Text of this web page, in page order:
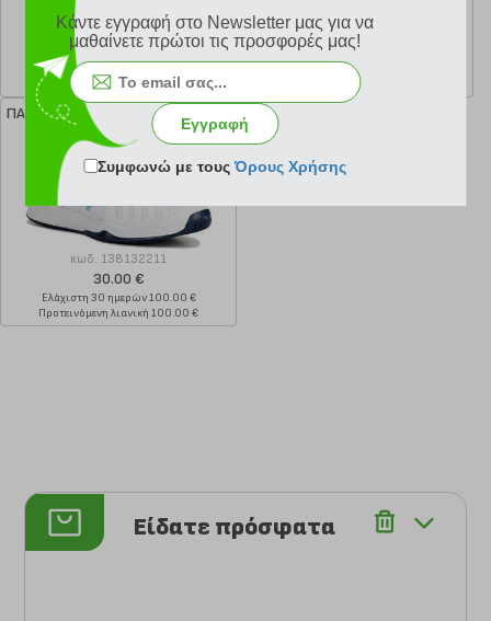
κωδ. 138134465
44.99 €
Ελάχιστη 30 ημερών 149.95 €
Προτεινόμενη λιανική 149.95 €
κωδ. 138133295
53.99 €
Ελάχιστη 30 ημερών 179.95 €
Προτεινόμενη λιανική 179.95 €
ΠΑΠΟΥΤΣΙ HEAD SPRINT ΤΕΑΜ 3.0
PADEL ΛΕΥΚΟ
κωδ. 138132211
30.00 €
Ελάχιστη 30 ημερών 100.00 €
Προτεινόμενη λιανική 100.00 €
Είδατε πρόσφατα
Κάντε εγγραφή στο Newsletter μας για να
μαθαίνετε πρώτοι τις προσφορές μας!
Εγγραφή
Συμφωνώ με τουςΌρους Χρήσης